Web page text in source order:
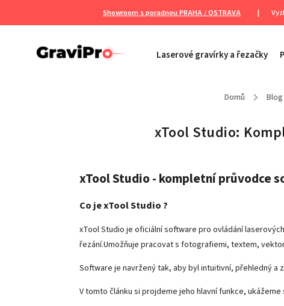
Showroom s poradnou PRAHA / OSTRAVA |
Laserové gravírky a řezačky
Domů / Blog
xTool Studio:
xTool Studio - kompletní průvodce
Co je xTool Studio ?
xTool Studio je oficiální software pro ovládání
řezání.Umožňuje pracovat s fotografiemi, textem,
Software je navržený tak, aby byl intuitivní, přehledný
V tomto článku si projdeme jeho hlavní funkce,